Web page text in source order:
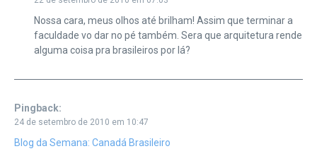
Nossa cara, meus olhos até brilham! Assim que terminar a
faculdade vo dar no pé também. Sera que arquitetura rende
alguma coisa pra brasileiros por lá?
Pingback:
24 de setembro de 2010 em 10:47
Blog da Semana: Canadá Brasileiro